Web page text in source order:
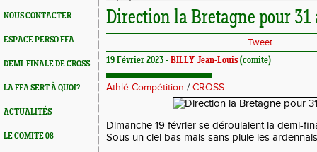
NOUS CONTACTER
ESPACE PERSO FFA
DEMI-FINALE DE CROSS
LA FFA SERT À QUOI?
ACTUALITÉS
LE COMITE 08
Direction la Bretagne pour
Tweet
19 Février 2023 - BILLY Jean-Louis(comite)
Athlé-Compétition / CROSS
Dimanche 19 février se déroulaient la demi-
Sous un ciel bas mais sans pluie les